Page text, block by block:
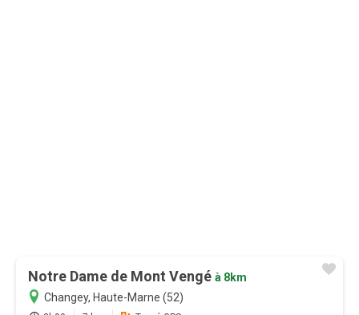
Notre Dame de Mont Vengé à 8km
Changey, Haute-Marne (52)